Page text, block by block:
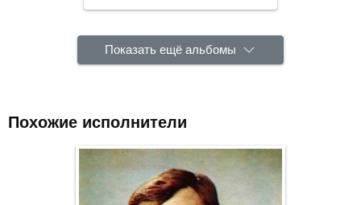
Показать ещё альбомы
Похожие исполнители